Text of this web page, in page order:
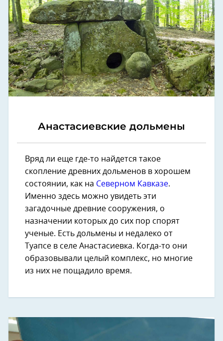
Анастасиевские дольмены
Вряд ли еще где-то найдется такое
скопление древних дольменов в хорошем
состоянии, как на Северном Кавказе.
Именно здесь можно увидеть эти
загадочные древние сооружения, о
назначении которых до сих пор спорят
ученые. Есть дольмены и недалеко от
Туапсе в селе Анастасиевка. Когда-то они
образовывали целый комплекс, но многие
из них не пощадило время.